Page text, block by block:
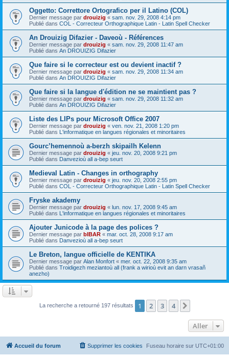
Oggetto: Correttore Ortografico per il Latino (COL)
Dernier message par drouizig « sam. nov. 29, 2008 4:14 pm
Publié dans COL - Correcteur Orthographique Latin - Latin Spell Checker
An Drouizig Difazier - Daveoù - Références
Dernier message par drouizig « sam. nov. 29, 2008 11:47 am
Publié dans An DROUIZIG Difazier
Que faire si le correcteur est ou devient inactif ?
Dernier message par drouizig « sam. nov. 29, 2008 11:34 am
Publié dans An DROUIZIG Difazier
Que faire si la langue d'édition ne se maintient pas ?
Dernier message par drouizig « sam. nov. 29, 2008 11:32 am
Publié dans An DROUIZIG Difazier
Liste des LIPs pour Microsoft Office 2007
Dernier message par drouizig « ven. nov. 21, 2008 1:20 pm
Publié dans L'informatique en langues régionales et minoritaires
Gourc’hemennoù a-berzh skipailh Kelenn
Dernier message par drouizig « jeu. nov. 20, 2008 9:21 pm
Publié dans Danvezioù all a-bep seurt
Medieval Latin - Changes in orthography
Dernier message par drouizig « jeu. nov. 20, 2008 2:55 pm
Publié dans COL - Correcteur Orthographique Latin - Latin Spell Checker
Fryske akademy
Dernier message par drouizig « lun. nov. 17, 2008 9:45 am
Publié dans L'informatique en langues régionales et minoritaires
Ajouter Junicode à la page des polices ?
Dernier message par bIBAR « mar. oct. 28, 2008 9:17 am
Publié dans Danvezioù all a-bep seurt
Le Breton, langue officielle de KENTIKA
Dernier message par Alan Monfort « mer. oct. 22, 2008 9:35 am
Publié dans Troidigezh meziantoù all (frank a wirioù evit an darn vrasañ
anezho)
La recherche a retourné 197 résultats 1 2 3 4
Aller
Accueil du forum Fuseau horaire sur UTC+01:00
Supprimer les cookies